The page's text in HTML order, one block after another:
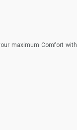
maximum Comfort with